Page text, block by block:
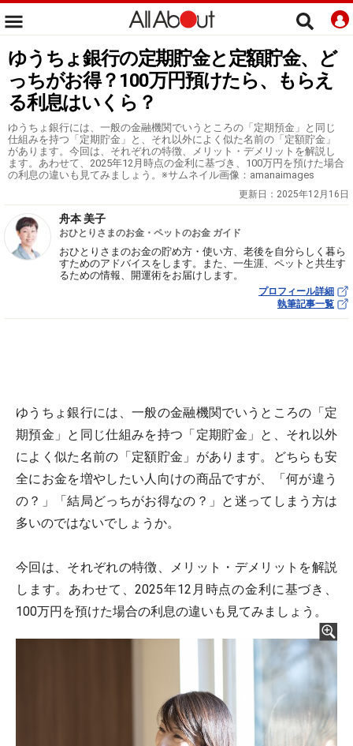
ゆうちょ銀行の定期貯金と定額貯金、ど
っちがお得？100万円預けたら、もらえ
る利息はいくら？
ゆうちょ銀行には、一般の金融機関でいうところの「定期預金」と同じ
仕組みを持つ「定期貯金」と、それ以外によく似た名前の「定額貯金」
があります。今回は、それぞれの特徴、メリット・デメリットを解説し
ます。あわせて、2025年12月時点の金利に基づき、100万円を預けた場合
の利息の違いも見てみましょう。※サムネイル画像：amanaimages
更新日： 2025年12月16日
舟本 美子
おひとりさまのお金・ペットのお金 ガイド
おひとりさまのお金の貯め方・使い方、老後を自分らしく暮ら
すためのアドバイスをします。また、一生涯、ペットと共生す
るための情報、開運術をお届けします。
プロフィール詳細
執筆記事一覧
ゆうちょ銀行には、一般の金融機関でいうところの「定
期預金」と同じ仕組みを持つ「定期貯金」と、それ以外
によく似た名前の「定額貯金」があります。どちらも安
全にお金を増やしたい人向けの商品ですが、「何が違う
の？」「結局どっちがお得なの？」と迷ってしまう方は
多いのではないでしょうか。
今回は、それぞれの特徴、メリット・デメリットを解説
します。あわせて、2025年12月時点の金利に基づき、
100万円を預けた場合の利息の違いも見てみましょう。